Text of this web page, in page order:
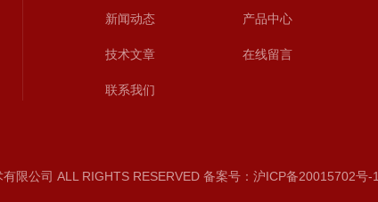
新闻动态 产品中心
技术文章 在线留言
联系我们
限公司 ALL RIGHTS RESERVED 备案号：沪ICP备20015702号-1